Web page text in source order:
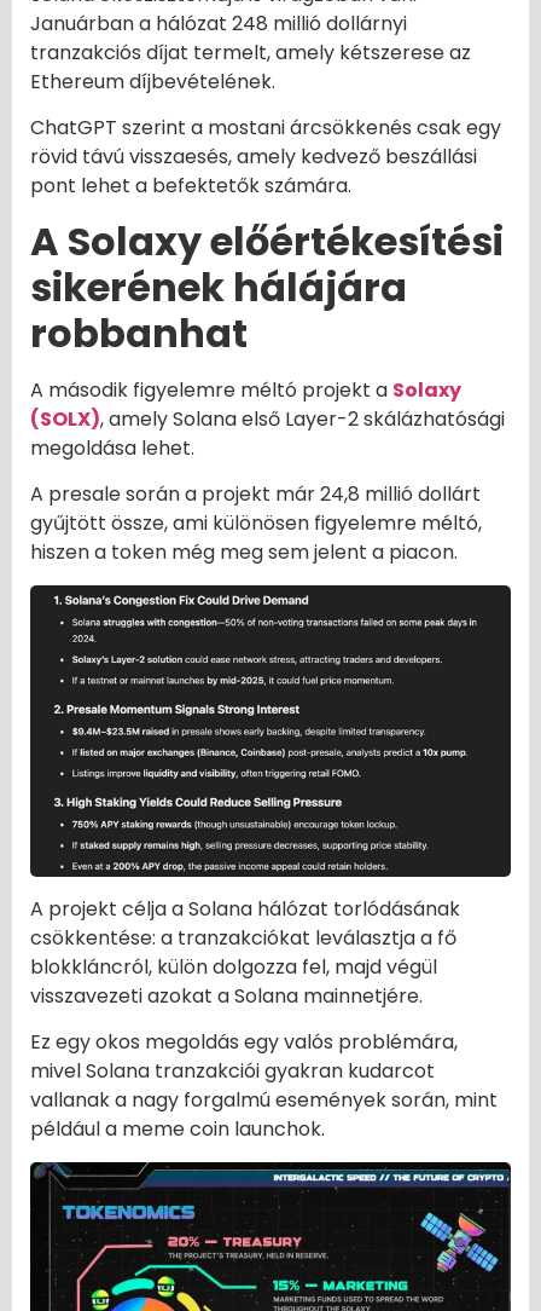
Januárban a hálózat 248 millió dollárnyi
tranzakciós díjat termelt, amely kétszerese az
Ethereum díjbevételének.
ChatGPT szerint a mostani árcsökkenés csak egy
rövid távú visszaesés, amely kedvező beszállási
pont lehet a befektetők számára.
A Solaxy előértékesítési
sikerének hálájára
robbanhat
A második figyelemre méltó projekt a Solaxy
(SOLX), amely Solana első Layer-2 skálázhatósági
megoldása lehet.
A presale során a projekt már 24,8 millió dollárt
gyűjtött össze, ami különösen figyelemre méltó,
hiszen a token még meg sem jelent a piacon.
A projekt célja a Solana hálózat torlódásának
csökkentése: a tranzakciókat leválasztja a fő
blokkláncról, külön dolgozza fel, majd végül
visszavezeti azokat a Solana mainnetjére.
Ez egy okos megoldás egy valós problémára,
mivel Solana tranzakciói gyakran kudarcot
vallanak a nagy forgalmú események során, mint
például a meme coin launchok.